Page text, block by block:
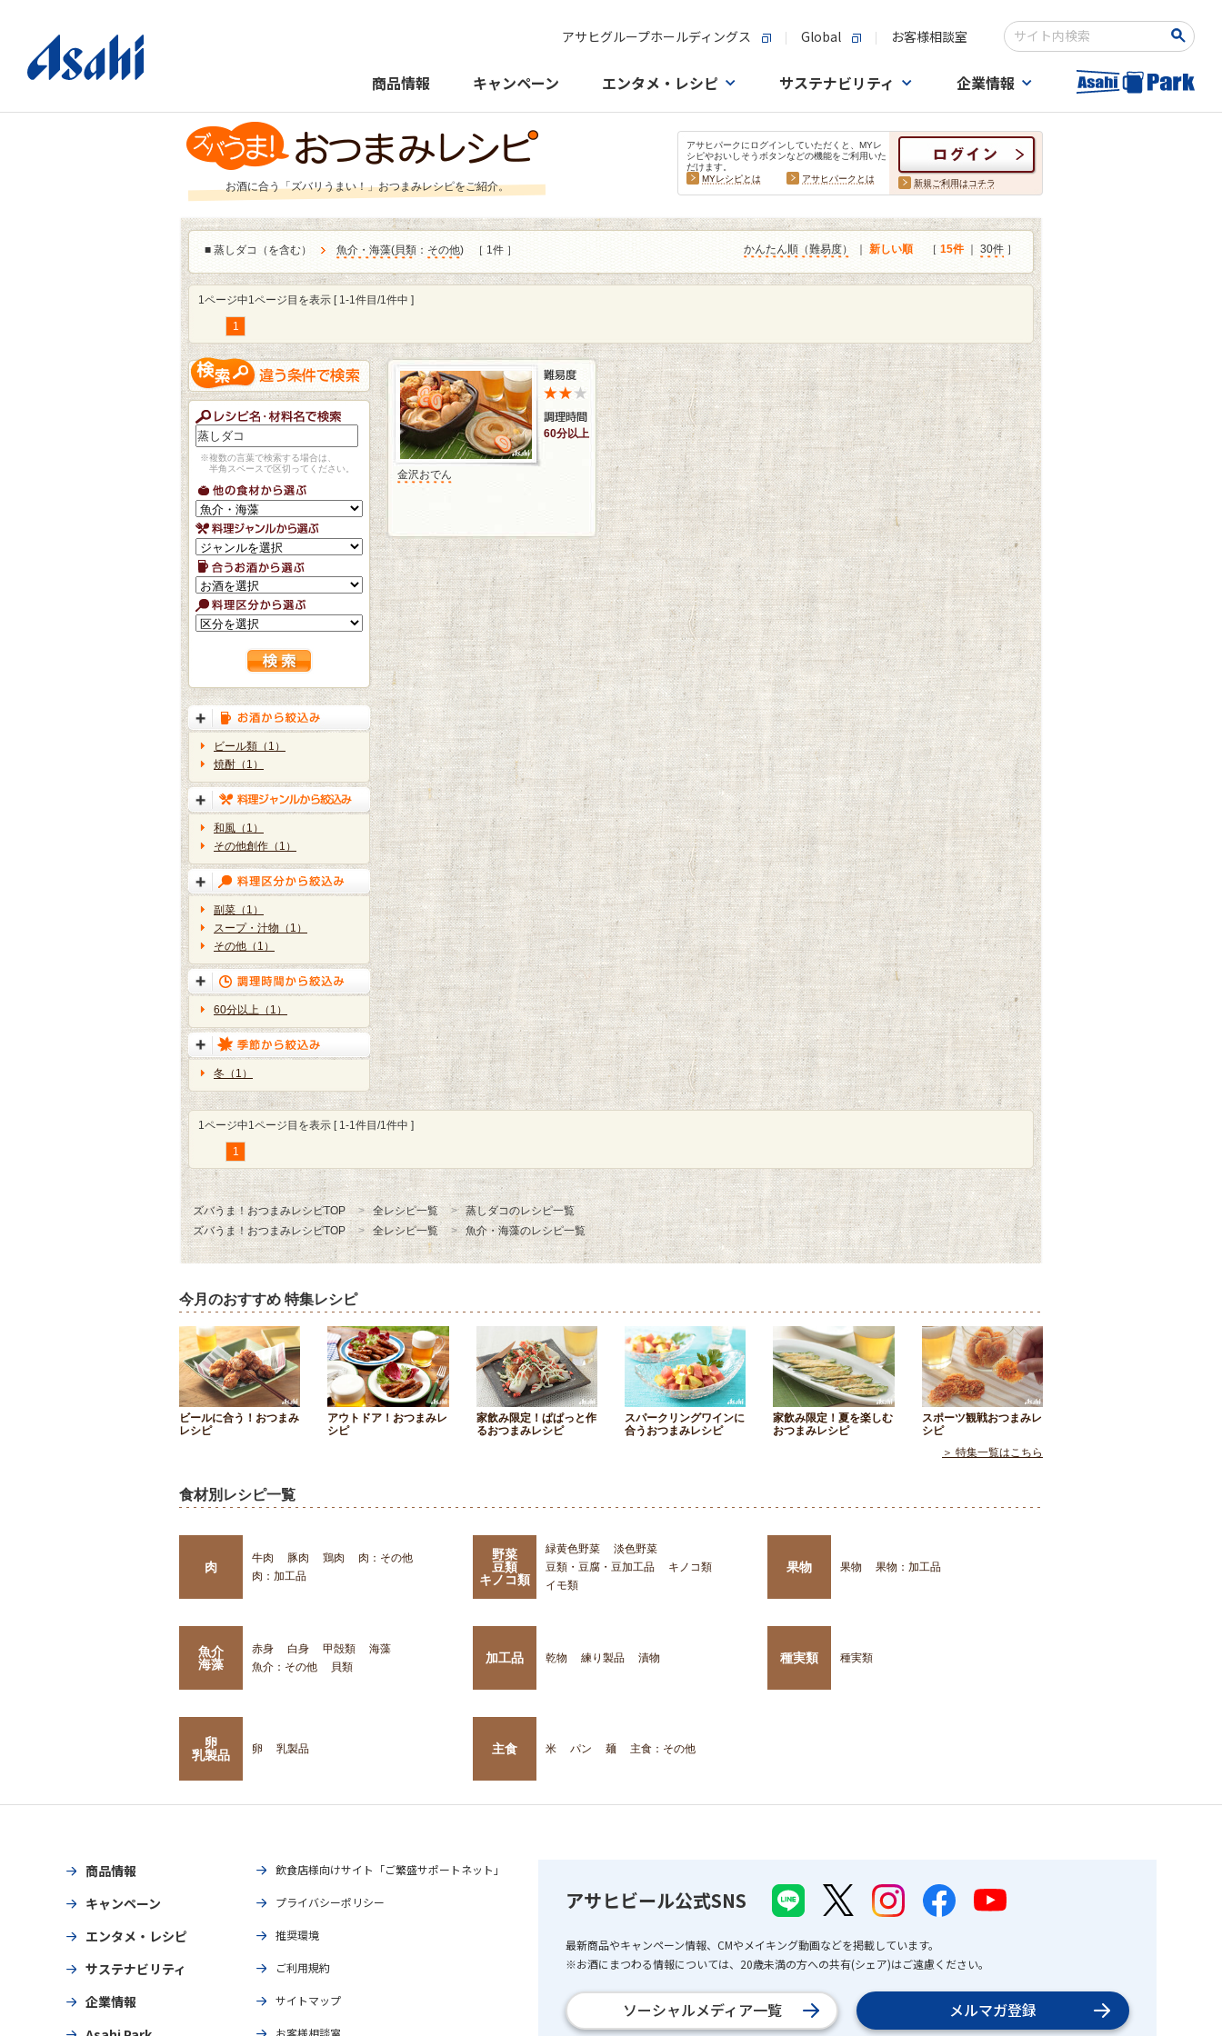
アサヒグループホールディングス Global お客様相談室
検索キーワード入力
商品情報 キャンペーン エンタメ・レシピ サステナビリティ 企業情報
お酒に合う「ズバリうまい！」おつまみレシピをご紹介。
アサヒパークにログインしていただくと、MYレ
シピやおいしそうボタンなどの機能をご利用いた
だけます。
MYレシピとは
アサヒパークとは 新規ご利用はコチラ
■ 蒸しダコ（を含む） 魚介・海藻(貝類 ： その他) ［ 1件 ］ かんたん順（難易度） 新しい順 ［ 15件｜ 30件 ］
1ページ中1ページ目を表示 [ 1-1件目/1件中 ]
1
※複数の言葉で検索する場合は、
半角スペースで区切ってください。
ビール類（1）
焼酎（1）
和風（1）
その他創作（1）
副菜（1）
スープ・汁物（1）
その他（1）
60分以上（1）
冬（1）
60分以上
金沢おでん
1ページ中1ページ目を表示 [ 1-1件目/1件中 ]
1
ズバうま！おつまみレシピTOP 全レシピ一覧
蒸しダコのレシピ一覧
ズバうま！おつまみレシピTOP
全レシピ一覧 魚介・海藻のレシピ一覧
今月のおすすめ 特集レシピ
ビールに合う！おつまみ
レシピ
アウトドア！おつまみレ
シピ
家飲み限定！ぱぱっと作
るおつまみレシピ
スパークリングワインに
合うおつまみレシピ
家飲み限定！夏を楽しむ
おつまみレシピ
スポーツ観戦おつまみレ
シピ
＞ 特集一覧はこちら
食材別レシピ一覧
肉
牛肉 豚肉 鶏肉
肉：その他
肉：加工品
野菜
豆類
キノコ類
緑黄色野菜
淡色野菜
豆類・豆腐・豆加工品
キノコ類
イモ類
果物 果物 果物：加工品
魚介
海藻
赤身 白身 甲殻類
海藻
魚介：その他
貝類
加工品 乾物 練り製品 漬物 種実類 種実類
卵
乳製品
卵 乳製品 主食 米 パン 麺 主食：その他
商品情報
キャンペーン
エンタメ・レシピ
サステナビリティ
企業情報
飲食店様向けサイト「ご繁盛サポートネット」
プライバシーポリシー
推奨環境
ご利用規約
サイトマップ
お客様相談室
アサヒビール公式SNS
最新商品やキャンペーン情報、CMやメイキング動画などを掲載しています。
※お酒にまつわる情報については、20歳未満の方への共有(シェア)はご遠慮ください。
ソーシャルメディア一覧 メルマガ登録